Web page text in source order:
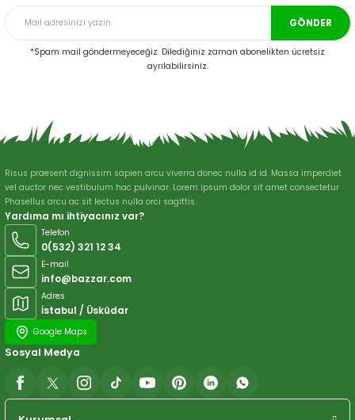
Bu ürüne benzer farklı alternatifler olmalı.
Gönder
GÖNDER
*Spam mail göndermeyeceğiz. Dilediğiniz zaman abonelikten ücretsiz
ayrılabilirsiniz.
Risus praesent dignissim sapien arcu viverra donec nulla id id. Massa imperdiet
vel auctor nec vestibulum hac pulvinar. Lorem ipsum dolor sit amet consectetur
Phasellus arcu ac sit lectus nulla orci sagittis.
Yardıma mı ihtiyacınız var?
Telefon
0(532) 321 12 34
E-mail
info@bazzar.com
Adres
İstabul / Üsküdar
Google Maps
Sosyal Medya